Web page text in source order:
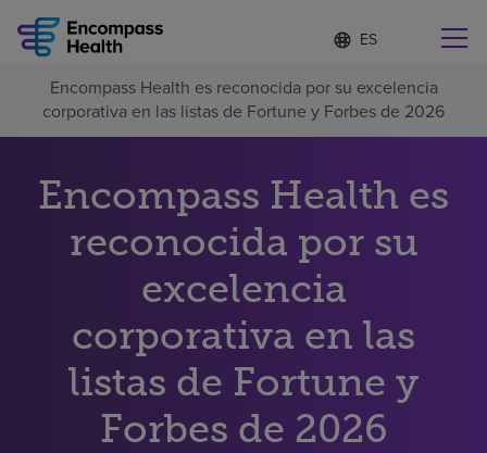
Lista
de
idiomas
contraída
d
o
m
a
l
e
c
c
i
o
a
o
Encuentre una localidad cerca de usted
Por qué debe elegirnos
Pacientes y cuidadores
Recursos de salud
Encompass Health es reconocida por su excelencia
corporativa en las listas de Fortune y Forbes de 2026
Encompass Health es
reconocida por su
excelencia
corporativa en las
listas de Fortune y
Forbes de 2026